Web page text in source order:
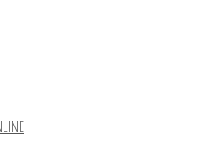
una mejor experiencia
aceptas su utilización.